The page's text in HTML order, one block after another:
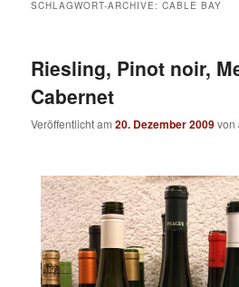
SCHLAGWORT-ARCHIVE:CABLE BAY
Riesling, Pinot noir,
Cabernet
Veröffentlicht am20. Dezember 2009von